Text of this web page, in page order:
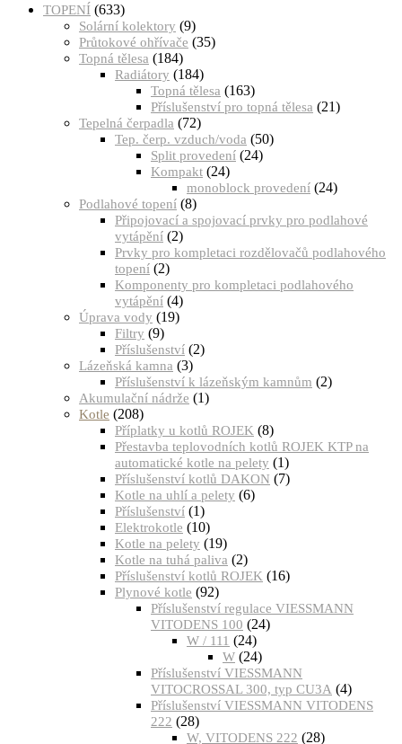
TOPENÍ (633)
Solární kolektory (9)
Průtokové ohřívače (35)
Topná tělesa (184)
Radiátory (184)
Topná tělesa (163)
Příslušenství pro topná tělesa (21)
Tepelná čerpadla (72)
Tep. čerp. vzduch/voda (50)
Split provedení (24)
Kompakt (24)
monoblock provedení (24)
Podlahové topení (8)
Připojovací a spojovací prvky pro podlahové
vytápění (2)
Prvky pro kompletaci rozdělovačů podlahového
topení (2)
Komponenty pro kompletaci podlahového
vytápění (4)
Úprava vody (19)
Filtry (9)
Příslušenství (2)
Lázeňská kamna (3)
Příslušenství k lázeňským kamnům (2)
Akumulační nádrže (1)
Kotle (208)
Příplatky u kotlů ROJEK (8)
Přestavba teplovodních kotlů ROJEK KTP na
automatické kotle na pelety (1)
Příslušenství kotlů DAKON (7)
Kotle na uhlí a pelety (6)
Příslušenství (1)
Elektrokotle (10)
Kotle na pelety (19)
Kotle na tuhá paliva (2)
Příslušenství kotlů ROJEK (16)
Plynové kotle (92)
Příslušenství regulace VIESSMANN
VITODENS 100 (24)
W / 111 (24)
W (24)
Příslušenství VIESSMANN
VITOCROSSAL 300, typ CU3A (4)
Příslušenství VIESSMANN VITODENS
222 (28)
W, VITODENS 222 (28)